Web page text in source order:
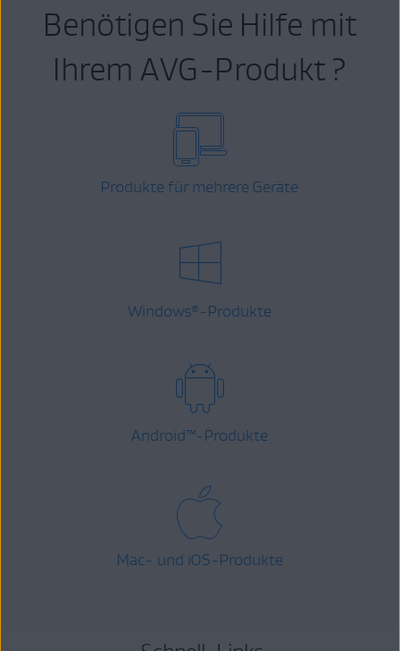
Benötigen Sie Hilfe mit
Ihrem AVG-Produkt ?
Produkte für mehrere Geräte
Windows® -Produkte
Android™-Produkte
Mac- und iOS-Produkte